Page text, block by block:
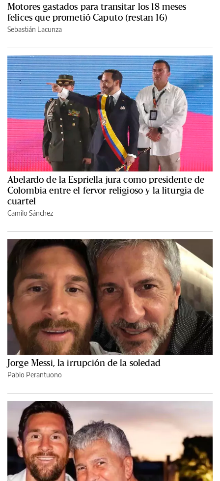
Motores gastados para transitar los 18 meses
felices que prometió Caputo (restan 16)
Sebastián Lacunza
Abelardo de la Espriella jura como presidente de
Colombia entre el fervor religioso y la liturgia de
cuartel
Camilo Sánchez
Jorge Messi, la irrupción de la soledad
Pablo Perantuono